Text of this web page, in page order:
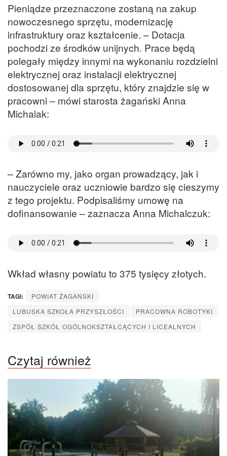
Pieniądze przeznaczone zostaną na zakup
nowoczesnego sprzętu, modernizację
infrastruktury oraz kształcenie. – Dotacja
pochodzi ze środków unijnych. Prace będą
polegały między innymi na wykonaniu rozdzielni
elektrycznej oraz instalacji elektrycznej
dostosowanej dla sprzętu, który znajdzie się w
pracowni – mówi starosta żagański Anna
Michalak:
– Zarówno my, jako organ prowadzący, jak i
nauczyciele oraz uczniowie bardzo się cieszymy
z tego projektu. Podpisaliśmy umowę na
dofinansowanie – zaznacza Anna Michalczuk:
Wkład własny powiatu to 375 tysięcy złotych.
TAGI:
POWIAT ŻAGAŃSKI
LUBUSKA SZKOŁA PRZYSZŁOŚCI
PRACOWNA ROBOTYKI
ZSPÓŁ SZKÓŁ OGÓLNOKSZTAŁCĄCYCH I LICEALNYCH
Czytaj również